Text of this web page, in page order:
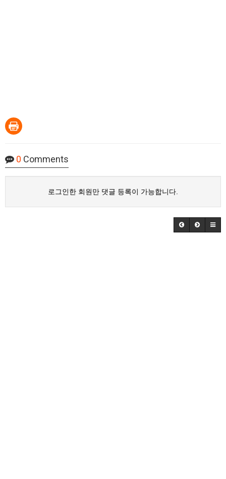
0 Comments
로그인한 회원만 댓글 등록이 가능합니다.